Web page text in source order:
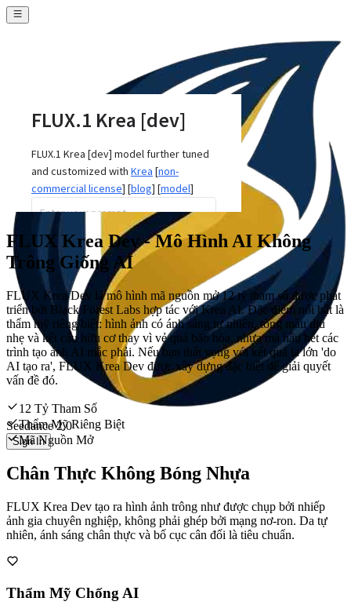
Seedance 2.0
Sign In
FLUX Krea Dev - Mô Hình AI Không
Trông Giống AI
FLUX Krea Dev là mô hình mã nguồn mở 12 tỷ tham số được phát
triển bởi Black Forest Labs hợp tác với Krea AI. Đặc điểm nổi bật là
thẩm mỹ riêng biệt: hình ảnh có ánh sáng tự nhiên, tông màu dịu
nhẹ và kết cấu hữu cơ thay vì vẻ quá bão hòa, nhựa mà hầu hết các
trình tạo ảnh AI mắc phải. Nếu bạn thất vọng với kết quả la lớn 'do
AI tạo ra', FLUX Krea Dev được xây dựng đặc biệt để giải quyết
vấn đề đó.
12 Tỷ Tham Số
Thẩm Mỹ Riêng Biệt
Mã Nguồn Mở
Chân Thực Không Bóng Nhựa
FLUX Krea Dev tạo ra hình ảnh trông như được chụp bởi nhiếp
ảnh gia chuyên nghiệp, không phải ghép bởi mạng nơ-ron. Da tự
nhiên, ánh sáng chân thực và bố cục cân đối là tiêu chuẩn.
Thẩm Mỹ Chống AI